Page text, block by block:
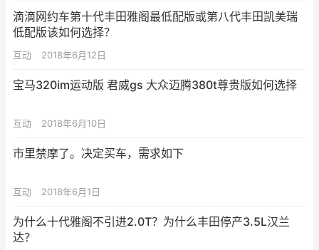
滴滴网约车第十代丰田雅阁最低配版或第八代丰田凯美瑞
低配版该如何选择？
互动 2018年6月12日
宝马320im运动版 君威gs 大众迈腾380t尊贵版如何选择
互动 2018年6月10日
市里禁摩了。决定买车，需求如下
互动 2018年6月1日
为什么十代雅阁不引进2.0T？为什么丰田停产3.5L汉兰
达？ ​​​​